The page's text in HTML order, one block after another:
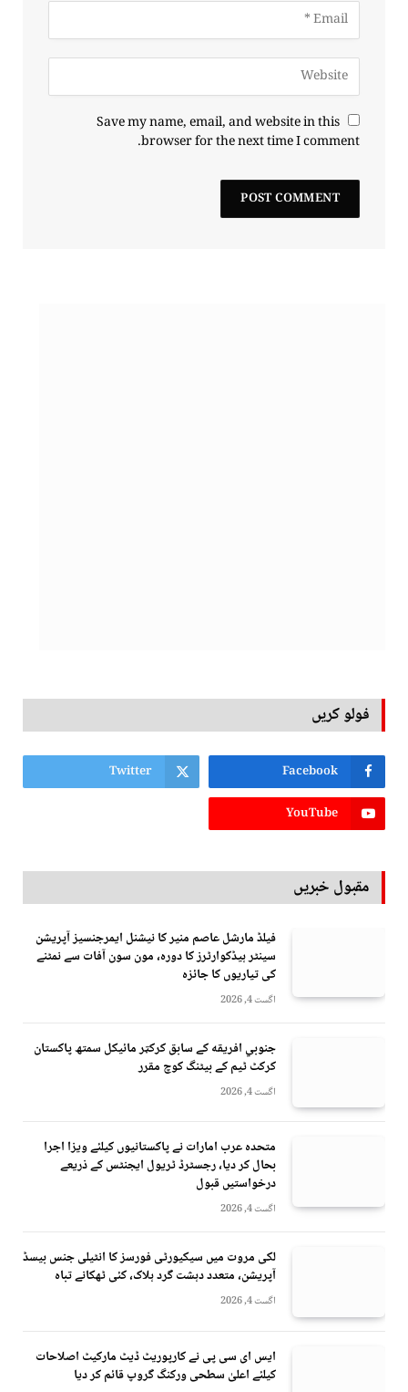
Save my name, email, and website in this
browser for the next time I comment.
فولو کریں
Facebook
Twitter
YouTube
مقبول خبریں
فیلڈ مارشل عاصم منیر کا نیشنل ایمرجنسیز آپریشن
سینٹر ہیڈکوارٹرز کا دورہ، مون سون آفات سے نمٹنے
کی تیاریوں کا جائزہ
اگست 4, 2026
جنوبي افريقه کے سابق کرکټر مائیکل سمتھ پاکستان
کرکٹ ٹیم کے بیٹنگ کوچ مقرر
اگست 4, 2026
متحدہ عرب امارات نے پاکستانیوں کیلئے ویزا اجرا
بحال کر دیا، رجسٹرڈ ٹریول ایجنٹس کے ذریعے
درخواستیں قبول
اگست 4, 2026
لکی مروت میں سیکیورٹی فورسز کا انٹیلی جنس بیسڈ
آپریشن، متعدد دہشت گرد ہلاک، کئی ٹھکانے تباہ
اگست 4, 2026
ایس ای سی پی نے کارپوریٹ ڈیٹ مارکیٹ اصلاحات
کیلئے اعلیٰ سطحی ورکنگ گروپ قائم کر دیا